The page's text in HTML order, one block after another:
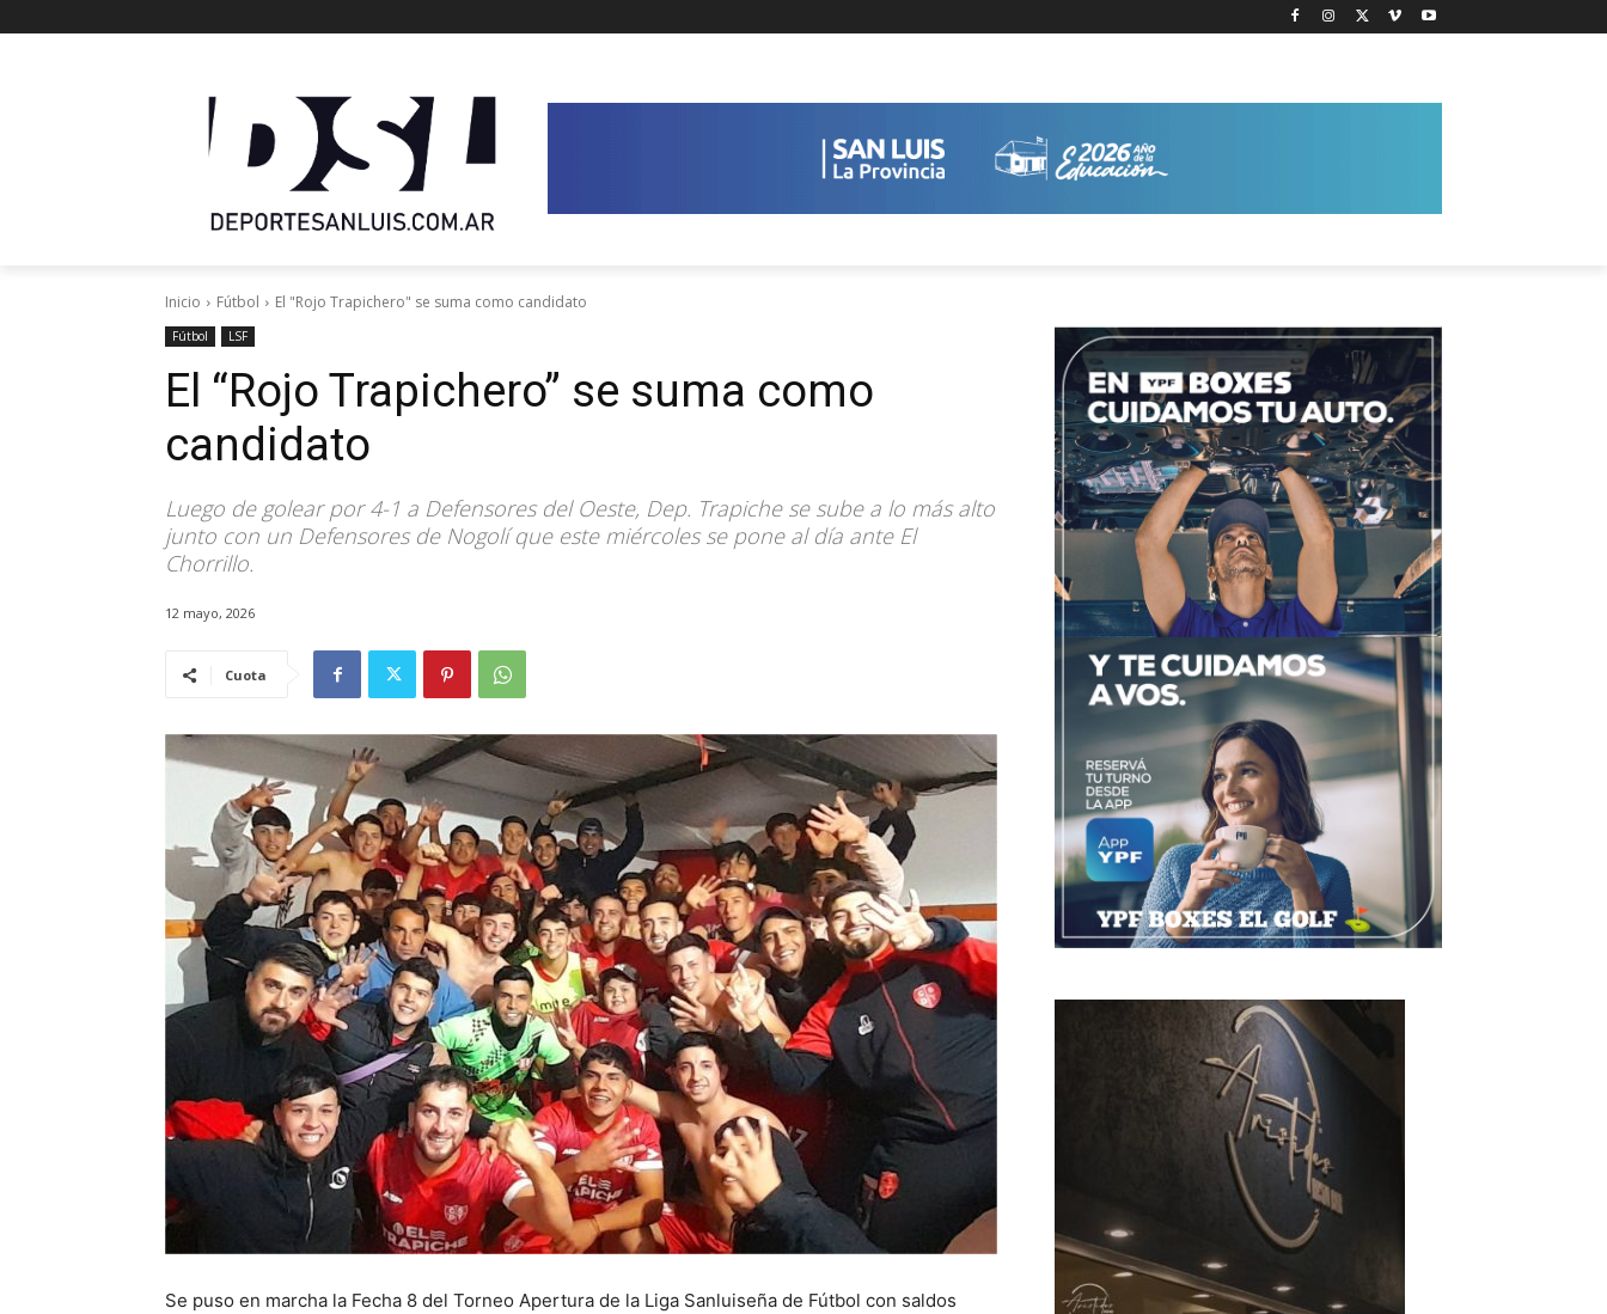
Inicio Fútbol El "Rojo Trapichero" se suma como candidato
Fútbol LSF
El “Rojo Trapichero” se suma como
candidato
Luego de golear por 4-1 a Defensores del Oeste, Dep. Trapiche se sube a lo más alto
junto con un Defensores de Nogolí que este miércoles se pone al día ante El
Chorrillo.
12 mayo, 2026
Cuota
Se puso en marcha la Fecha 8 del Torneo Apertura de la Liga Sanluiseña de Fútbol con saldos